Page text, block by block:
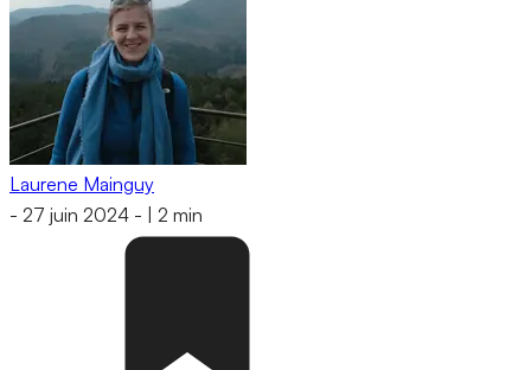
Laurene Mainguy
- 27 juin 2024 - 2 min